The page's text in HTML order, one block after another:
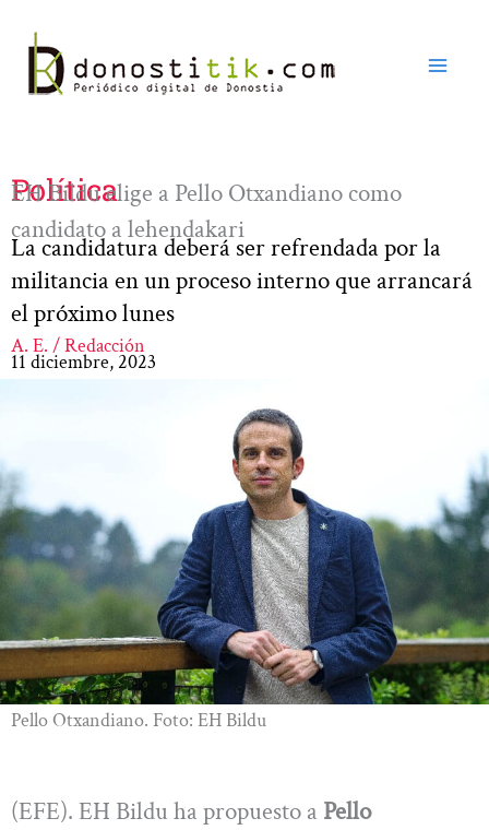
contenido
Política
EH Bildu elige a Pello Otxandiano como
candidato a lehendakari
La candidatura deberá ser refrendada por la
militancia en un proceso interno que arrancará
el próximo lunes
A. E. / Redacción
11 diciembre, 2023
Pello Otxandiano. Foto: EH Bildu
(EFE). EH Bildu ha propuesto a Pello